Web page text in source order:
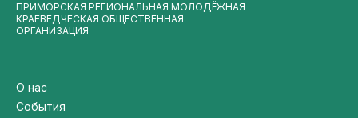
ПРИМОРСКАЯ РЕГИОНАЛЬНАЯ МОЛОДЁЖНАЯ
КРАЕВЕДЧЕСКАЯ ОБЩЕСТВЕННАЯ
ОРГАНИЗАЦИЯ
О нас
События